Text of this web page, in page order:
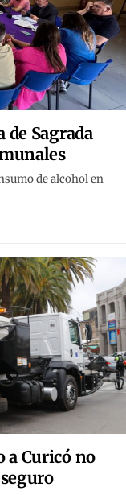
de Sagrada
de alcohol en
a Curicó no